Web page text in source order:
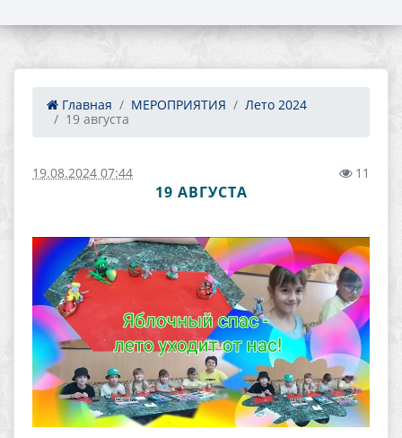
Главная МЕРОПРИЯТИЯ
Лето 2024
19 августа
19.08.2024 07:44 11
19 АВГУСТА